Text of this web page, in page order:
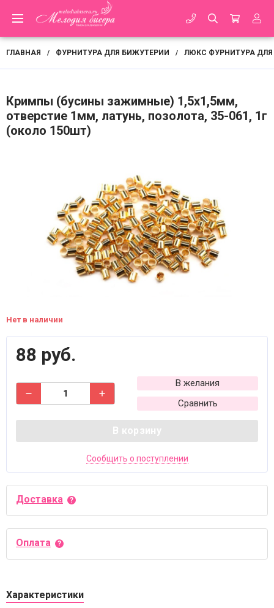
ГЛАВНАЯ / ФУРНИТУРА ДЛЯ БИЖУТЕРИИ / ЛЮКС ФУРНИТУРА
Кримпы (бусины зажимные) 1,5х1,5мм,
отверстие 1мм, латунь, позолота, 35-061, 1г
(около 150шт)
Нет в наличии
88 руб.
В желания
Сравнить
В корзину
Сообщить о поступлении
Доставка
Оплата
Характеристики